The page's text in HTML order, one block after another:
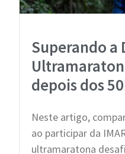
Superando a
depois dos
Neste artigo,
ao participar da
ultramaratona